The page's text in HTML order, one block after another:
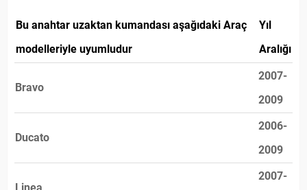
Bu anahtar uzaktan kumandası aşağıdaki Araç
modelleriyle uyumludur
Yıl
Aralığı
Bravo
2007-
2009
Ducato
2006-
2009
2007-